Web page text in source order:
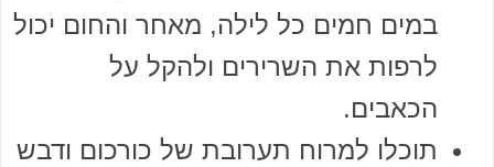
במים חמים כל לילה, מאחר והחום יכול
לרפות את השרירים ולהקל על
הכאבים.
תוכלו למרוח תערובת של כורכום ודבש